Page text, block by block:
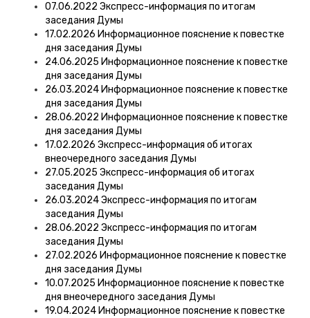
07.06.2022 Экспресс-информация по итогам
заседания Думы
17.02.2026 Информационное пояснение к повестке
дня заседания Думы
24.06.2025 Информационное пояснение к повестке
дня заседания Думы
26.03.2024 Информационное пояснение к повестке
дня заседания Думы
28.06.2022 Информационное пояснение к повестке
дня заседания Думы
17.02.2026 Экспресс-информация об итогах
внеочередного заседания Думы
27.05.2025 Экспресс-информация об итогах
заседания Думы
26.03.2024 Экспресс-информация по итогам
заседания Думы
28.06.2022 Экспресс-информация по итогам
заседания Думы
27.02.2026 Информационное пояснение к повестке
дня заседания Думы
10.07.2025 Информационное пояснение к повестке
дня внеочередного заседания Думы
19.04.2024 Информационное пояснение к повестке